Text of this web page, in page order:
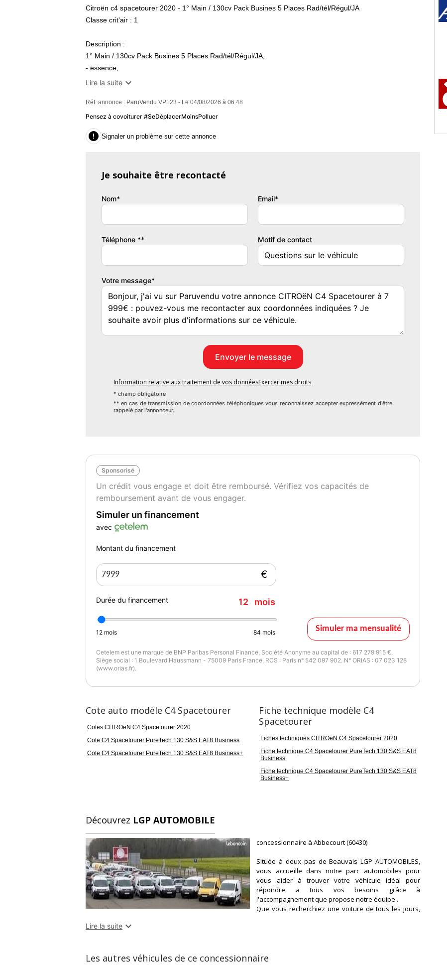
Citroën c4 spacetourer 2020 - 1° Main / 130cv Pack Busines 5 Places Rad/tél/Régul/JA
Classe crit'air : 1
Description :
1° Main / 130cv Pack Busines 5 Places Rad/tél/Régul/JA,
- essence,
- 23/08/2019,
- Etc ....
Equipements :
- energie : essence
- kilometrage : 145000
- nb portes : 5
- puissance fiscale : 7
- puissance reelle : 130
- classe critair : oui
- bluetooth : oui
- detecteur de pluie : oui
- limiteur de vitesse : oui
- ordinateur de bord : oui
- volant multifonctions : oui
- climatisation : oui
- abs : oui
- phares antibrouillard : oui
Autres informations
Première main
Lire la suite 
Réf. annonce : ParuVendu VP123 - Le 04/08/2026 à 06:48
Pensez à covoiturer #SeDéplacerMoinsPolluer
 Signaler un problème sur cette annonce
Je souhaite être recontacté
Nom* Email*
Téléphone ** Motif de contact
Votre message*
Information relative aux traitement de vos donnéesExercer mes droits
* champ obligatoire
** en cas de transmission de coordonnées téléphoniques vous reconnaissez accepter expressément d'être
rappelé par l'annonceur.
Sponsorisé
Un crédit vous engage et doit être remboursé. Vérifiez vos capacités de
remboursement avant de vous engager.
Simuler un financement
avec
Montant du financement
€
Durée du financement 12 mois
12 mois 84 mois Simuler ma mensualité
Cetelem est une marque de BNP Paribas Personal Finance, Société Anonyme au capital de : 617 279 915 €.
Siège social : 1 Boulevard Haussmann - 75009 Paris France. RCS : Paris n° 542 097 902. N° ORIAS : 07 023 128
(www.orias.fr).
Cote auto modèle C4 Spacetourer
Cotes CITROëN C4 Spacetourer 2020
Cote C4 Spacetourer PureTech 130 S&S EAT8 Business
Cote C4 Spacetourer PureTech 130 S&S EAT8 Business+
Fiche technique modèle C4
Spacetourer
Fiches techniques CITROëN C4 Spacetourer 2020
Fiche technique C4 Spacetourer PureTech 130 S&S EAT8
Business
Fiche technique C4 Spacetourer PureTech 130 S&S EAT8
Business+
Découvrez LGP AUTOMOBILE
concessionnaire à Abbecourt (60430)
Située à deux pas de Beauvais LGP AUTOMOBILES,
vous accueille dans notre parc automobiles pour
vous aider à trouver votre véhicule idéal pour
répondre a tous vos besoins grâce à
l'accompagnement que propose notre équipe .
Que vous recherchiez une voiture de tous les jours,
proposer selon vos envies, vos attentes et vos
Lire la suite 
Les autres véhicules de ce concessionnaire